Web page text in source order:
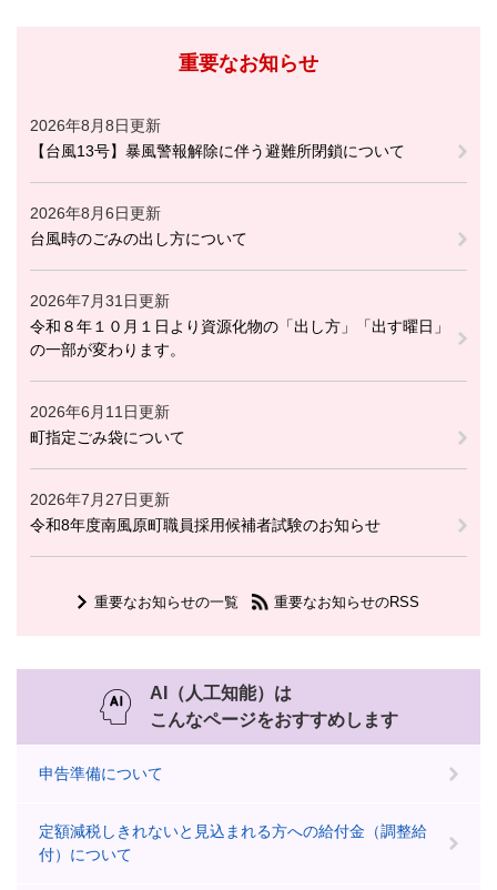
重要なお知らせ
2026年8月8日更新
【台風13号】暴風警報解除に伴う避難所閉鎖について
2026年8月6日更新
台風時のごみの出し方について
2026年7月31日更新
令和８年１０月１日より資源化物の「出し方」「出す曜日」
の一部が変わります。
2026年6月11日更新
町指定ごみ袋について
2026年7月27日更新
令和8年度南風原町職員採用候補者試験のお知らせ
重要なお知らせの一覧 重要なお知らせのRSS
AI（人工知能）は
こんなページをおすすめします
申告準備について
定額減税しきれないと見込まれる方への給付金（調整給
付）について